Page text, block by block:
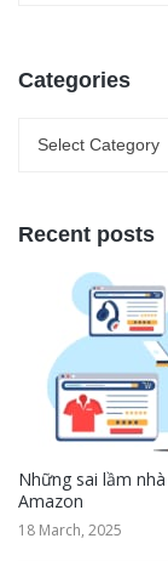
Categories
Select Category
Recent posts
Những sai lầm
Amazon
18 March, 2025